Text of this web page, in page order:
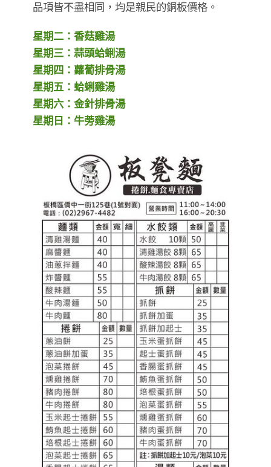
品項皆不盡相同，均是親民的銅板價格。
星期二：香菇雞湯
星期三：蒜頭蛤蜊湯
星期四：蘿蔔排骨湯
星期五：蛤蜊雞湯
星期六：金針排骨湯
星期日：牛蒡雞湯